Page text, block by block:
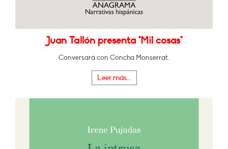
Juan Tallón presenta "Mil cosas"
Conversará con Concha Monserrat.
Leer más...